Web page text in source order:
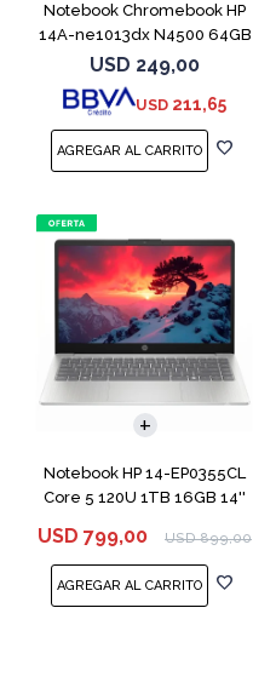
Notebook Chromebook HP
14A-ne1013dx N4500 64GB
4GB 14" Grey
USD 249,00
USD 211,65
Notebook HP 14-EP0355CL
Core 5 120U 1TB 16GB 14''
USD 799,00 USD 899,00